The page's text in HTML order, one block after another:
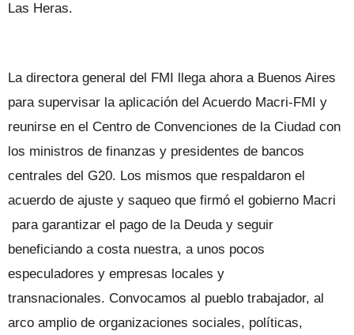
Las Heras.
La directora general del FMI llega ahora a Buenos Aires
para supervisar la aplicación del Acuerdo Macri-FMI y
reunirse en el Centro de Convenciones de la Ciudad con
los ministros de finanzas y presidentes de bancos
centrales del G20. Los mismos que respaldaron el
acuerdo de ajuste y saqueo que firmó el gobierno Macri
para garantizar el pago de la Deuda y seguir
beneficiando a costa nuestra, a unos pocos
especuladores y empresas locales y
transnacionales. Convocamos al pueblo trabajador, al
arco amplio de organizaciones sociales, políticas,